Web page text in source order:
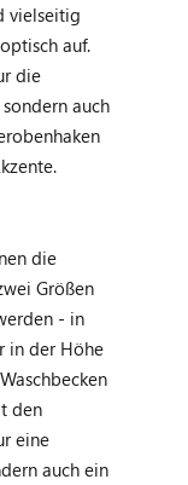
vielseitig
auf.
die
auch
die
Größen
- in
in der Höhe
den
eine
auch ein